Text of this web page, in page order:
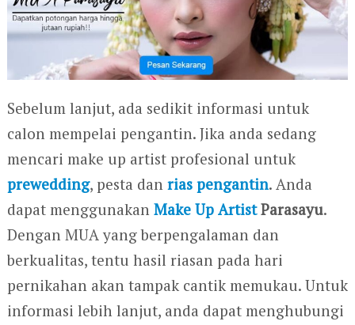
Sebelum lanjut, ada sedikit informasi untuk
calon mempelai pengantin. Jika anda sedang
mencari make up artist profesional untuk
prewedding, pesta dan rias pengantin. Anda
dapat menggunakan Make Up ArtistParasayu.
Dengan MUA yang berpengalaman dan
berkualitas, tentu hasil riasan pada hari
pernikahan akan tampak cantik memukau. Untuk
informasi lebih lanjut, anda dapat menghubungi